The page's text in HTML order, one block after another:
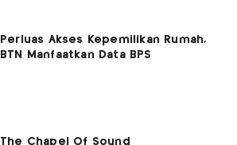
Perluas Akses Kepemilikan Rumah,
BTN Manfaatkan Data BPS